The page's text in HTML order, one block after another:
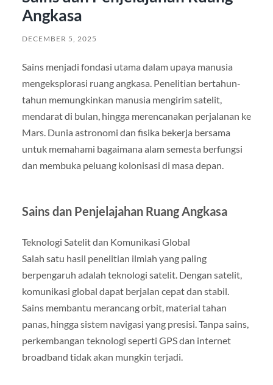
Angkasa
DECEMBER 5, 2025
Sains menjadi fondasi utama dalam upaya manusia
mengeksplorasi ruang angkasa. Penelitian bertahun-
tahun memungkinkan manusia mengirim satelit,
mendarat di bulan, hingga merencanakan perjalanan ke
Mars. Dunia astronomi dan fisika bekerja bersama
untuk memahami bagaimana alam semesta berfungsi
dan membuka peluang kolonisasi di masa depan.
Sains dan Penjelajahan Ruang Angkasa
Teknologi Satelit dan Komunikasi Global
Salah satu hasil penelitian ilmiah yang paling
berpengaruh adalah teknologi satelit. Dengan satelit,
komunikasi global dapat berjalan cepat dan stabil.
Sains membantu merancang orbit, material tahan
panas, hingga sistem navigasi yang presisi. Tanpa sains,
perkembangan teknologi seperti GPS dan internet
broadband tidak akan mungkin terjadi.